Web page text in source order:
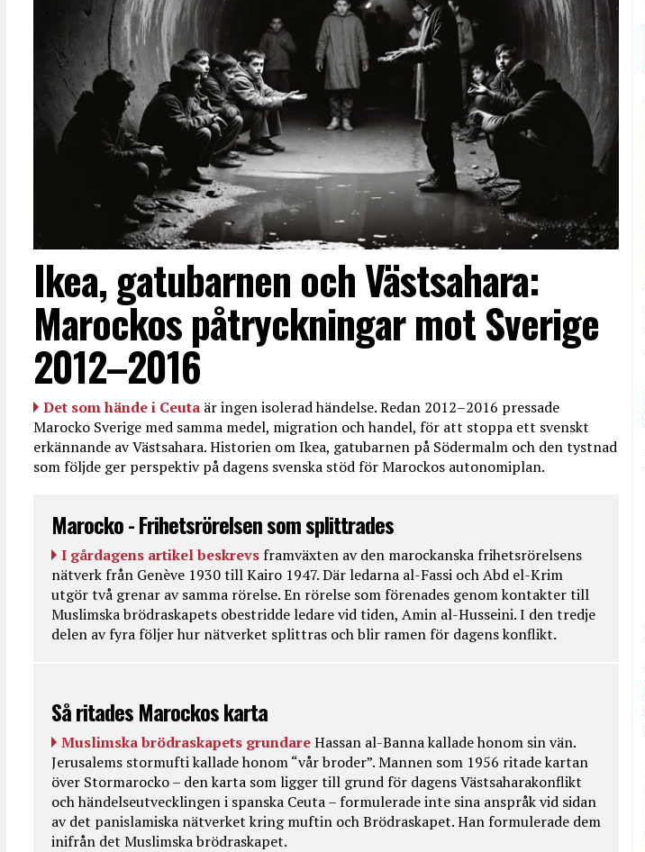
Ikea, gatubarnen och Västsahara:
Marockos påtryckningar mot Sverige
2012–2016
Det som hände i Ceuta är ingen isolerad händelse. Redan 2012–2016 pressade
Marocko Sverige med samma medel, migration och handel, för att stoppa ett svenskt
erkännande av Västsahara. Historien om Ikea, gatubarnen på Södermalm och den tystnad
som följde ger perspektiv på dagens svenska stöd för Marockos autonomiplan.
Marocko - Frihetsrörelsen som splittrades
I gårdagens artikel beskrevs framväxten av den marockanska frihetsrörelsens
nätverk från Genève 1930 till Kairo 1947. Där ledarna al-Fassi och Abd el-Krim
utgör två grenar av samma rörelse. En rörelse som förenades genom kontakter till
Muslimska brödraskapets obestridde ledare vid tiden, Amin al-Husseini. I den tredje
delen av fyra följer hur nätverket splittras och blir ramen för dagens konflikt.
Så ritades Marockos karta
Muslimska brödraskapets grundareHassan al-Banna kallade honom sin vän.
Jerusalems stormufti kallade honom “vår broder”. Mannen som 1956 ritade kartan
över Stormarocko – den karta som ligger till grund för dagens Västsaharakonflikt
och händelseutvecklingen i spanska Ceuta – formulerade inte sina anspråk vid sidan
av det panislamiska nätverket kring muftin och Brödraskapet. Han formulerade dem
inifrån det Muslimska brödraskapet.